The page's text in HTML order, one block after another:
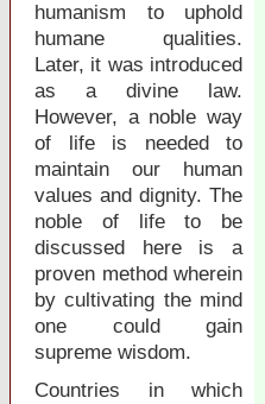
humanism to uphold
humane qualities.
Later, it was introduced
as a divine law.
However, a noble way
of life is needed to
maintain our human
values and dignity. The
noble of life to be
discussed here is a
proven method wherein
by cultivating the mind
one could gain
supreme wisdom.
Countries in which